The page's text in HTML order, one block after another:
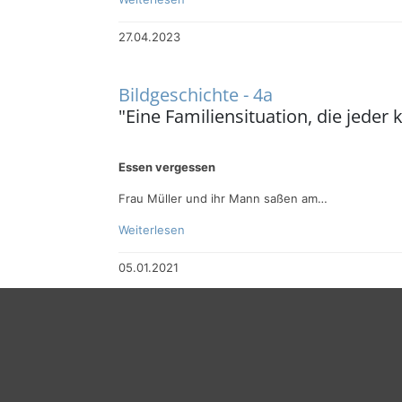
27.04.2023
Bildgeschichte - 4a
"Eine Familiensituation, die jeder
Essen vergessen
Frau Müller und ihr Mann saßen am…
Weiterlesen
05.01.2021